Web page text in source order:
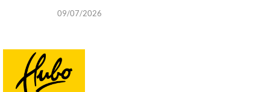
09/07/2026